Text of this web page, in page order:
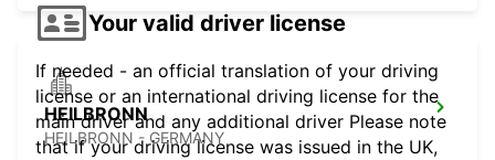
HEILBRONN
HEILBRONN - GERMANY
Your valid driver license
If needed - an official translation of your driving
license or an international driving license for the
main driver and any additional driver Please note
that if your driving license was issued in the UK,